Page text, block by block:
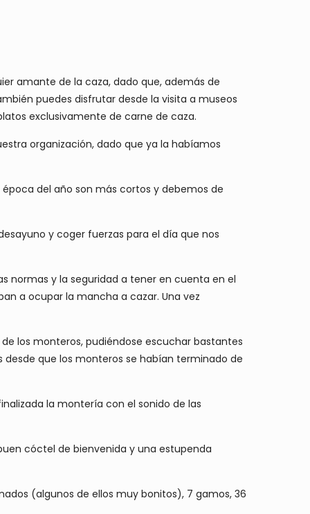
amante de la caza, dado que, además de
puedes disfrutar desde la visita a museos
exclusivamente de carne de caza.
organización, dado que ya la habíamos
del año son más cortos y debemos de
y coger fuerzas para el día que nos
normas y la seguridad a tener en cuenta en el
a ocupar la mancha a cazar. Una vez
los monteros, pudiéndose escuchar bastantes
que los monteros se habían terminado de
la montería con el sonido de las
cóctel de bienvenida y una estupenda
(algunos de ellos muy bonitos), 7 gamos, 36